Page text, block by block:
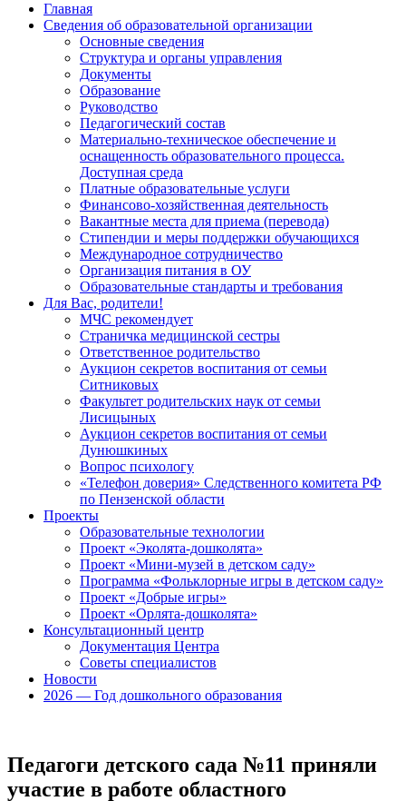
Главная
Сведения об образовательной организации
Основные сведения
Структура и органы управления
Документы
Образование
Руководство
Педагогический состав
Материально-техническое обеспечение и
оснащенность образовательного процесса.
Доступная среда
Платные образовательные услуги
Финансово-хозяйственная деятельность
Вакантные места для приема (перевода)
Стипендии и меры поддержки обучающихся
Международное сотрудничество
Организация питания в ОУ
Образовательные стандарты и требования
Для Вас, родители!
МЧС рекомендует
Страничка медицинской сестры
Ответственное родительство
Аукцион секретов воспитания от семьи
Ситниковых
Факультет родительских наук от семьи
Лисицыных
Аукцион секретов воспитания от семьи
Дунюшкиных
Вопрос психологу
«Телефон доверия» Следственного комитета РФ
по Пензенской области
Проекты
Образовательные технологии
Проект «Эколята-дошколята»
Проект «Мини-музей в детском саду»
Программа «Фольклорные игры в детском саду»
Проект «Добрые игры»
Проект «Орлята-дошколята»
Консультационный центр
Документация Центра
Советы специалистов
Новости
2026 — Год дошкольного образования
Педагоги детского сада №11 приняли
участие в работе областного